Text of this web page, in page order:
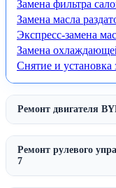
Замена фильтра
Замена масла
Экспресс-замена
Замена
Снятие и установка
Ремонт двигателя
Ремонт рулевого
7